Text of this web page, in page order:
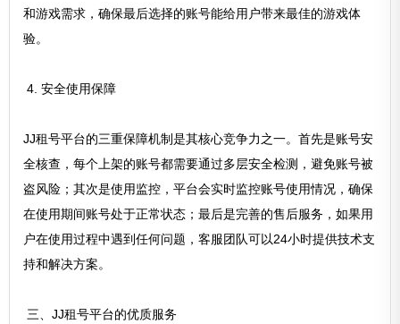
和游戏需求，确保最后选择的账号能给用户带来最佳的游戏体
验。
4. 安全使用保障
JJ租号平台的三重保障机制是其核心竞争力之一。首先是账号安
全核查，每个上架的账号都需要通过多层安全检测，避免账号被
盗风险；其次是使用监控，平台会实时监控账号使用情况，确保
在使用期间账号处于正常状态；最后是完善的售后服务，如果用
户在使用过程中遇到任何问题，客服团队可以24小时提供技术支
持和解决方案。
三、JJ租号平台的优质服务